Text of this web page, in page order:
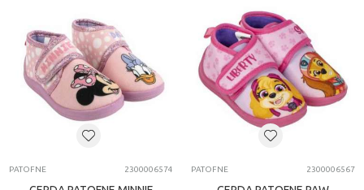
PATOFNE 2300006574 PATOFNE 2300006567